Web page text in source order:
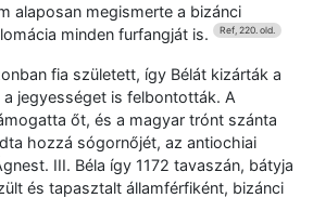
alaposan megismerte a bizánci
minden furfangját is. Ref, 220. old.
fia született, így Bélát kizárták a
jegyességet is felbontották. A
őt, és a magyar trónt szánta
hozzá sógornőjét, az antiochiai
III. Béla így 1172 tavaszán, bátyja
és tapasztalt államférfiként, bizánci